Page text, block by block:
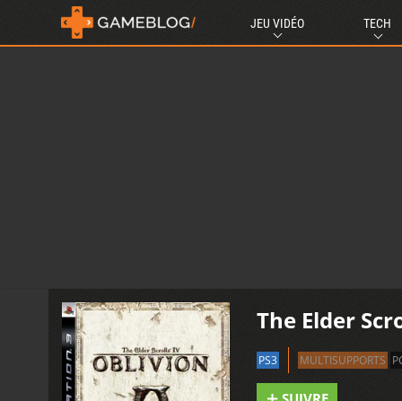
JEU VIDÉO TECH
The Elder
PS3 MULTISUPPORTS